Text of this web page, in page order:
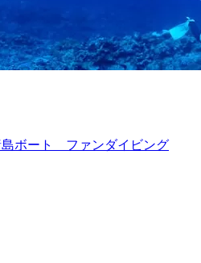
島ボート ファンダイビング